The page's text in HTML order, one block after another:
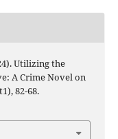
Utilizing the
A Crime Novel on
82-68.